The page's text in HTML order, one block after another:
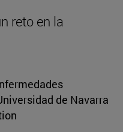
reto en la
de Navarra